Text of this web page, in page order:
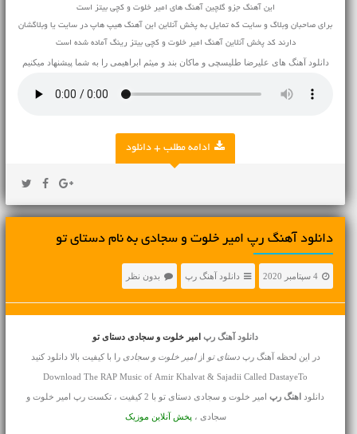
این آهنگ جزو گلچین آهنگ های امیر خلوت و کچی بیتز است
برای صاحبان وبلاگ و سایت که تمایل به پخش آنلاین این آهنگ هیپ هاپ در سایت یا وبلاگشان
دارند کد پخش آنلاین آهنگ امیر خلوت و کچی بیتز رینگ آماده شده است
دانلود آهنگ های علیرضا طلیسچی و ماکان بند و میثم ابراهیمی را به شما پیشنهاد میکنیم
ادامه مطلب + دانلود
دانلود آهنگ رپ امیر خلوت و سجادی به نام دستای تو
4 سپتامبر 2020 دانلود آهنگ رپ بدون نظر
دانلود آهنگ رپامیر خلوت و سجادی دستای تو
در این لحظه آهنگ رپدستای تو ازامیر خلوت و سجادی را با کیفیت بالا دانلود کنید
Download The RAP Music of Amir Khalvat & Sajadii Called DastayeTo
دانلود اهنگ رپ امیر خلوت و سجادی دستای تو با 2 کیفیت ، تکست رپ امیر خلوت و
سجادی ، پخش آنلاین موزیک